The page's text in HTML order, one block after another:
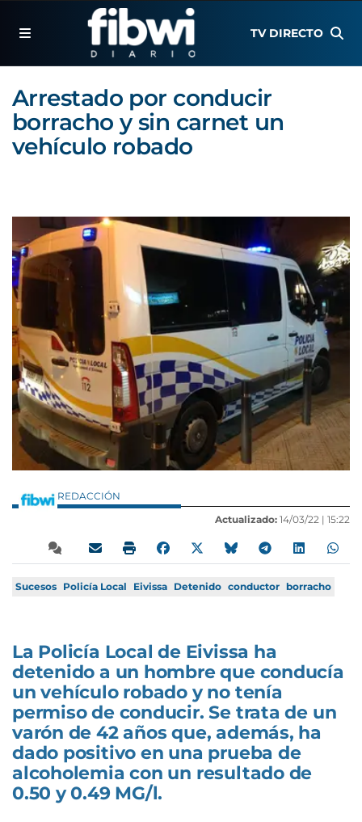
TV DIRECTO
Arrestado por conducir
borracho y sin carnet un
vehículo robado
REDACCIÓN
Actualizado: 14/03/22 | 15:22
Sucesos Policía Local Eivissa Detenido conductor borracho
La Policía Local de Eivissa ha
detenido a un hombre que conducía
un vehículo robado y no tenía
permiso de conducir. Se trata de un
varón de 42 años que, además, ha
dado positivo en una prueba de
alcoholemia con un resultado de
0.50 y 0.49 MG/l.